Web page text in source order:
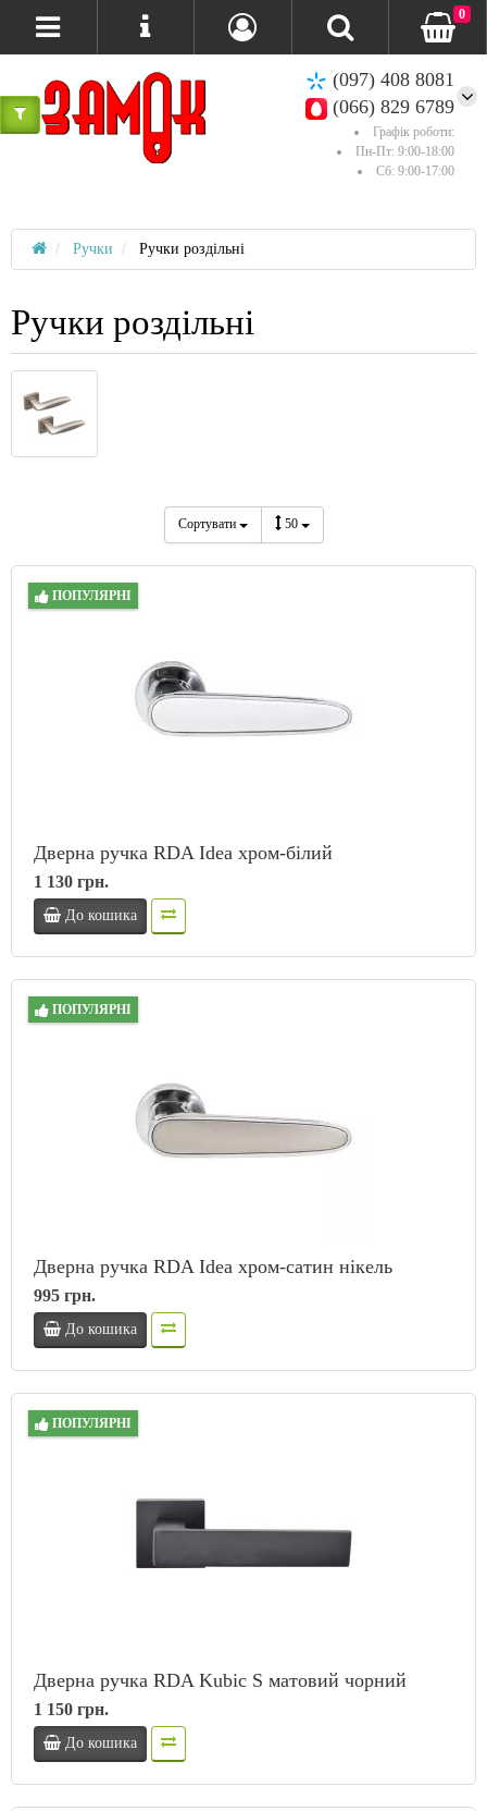
(097) 408 8081
(066) 829 6789
Графік роботи:
Пн-Пт: 9:00-18:00
Сб: 9:00-17:00
0
Ручки Ручки роздільні
Ручки роздільні
Сортувати 50
ПОПУЛЯРНІ
Дверна ручка RDA Idea хром-білий
1 130 грн.
До кошика
ПОПУЛЯРНІ
Дверна ручка RDA Idea хром-сатин нікель
995 грн.
До кошика
ПОПУЛЯРНІ
Дверна ручка RDA Kubic S матовий чорний
1 150 грн.
До кошика